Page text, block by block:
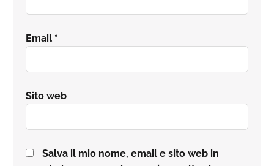
Email *
Sito web
Salva il mio nome, email e sito web in